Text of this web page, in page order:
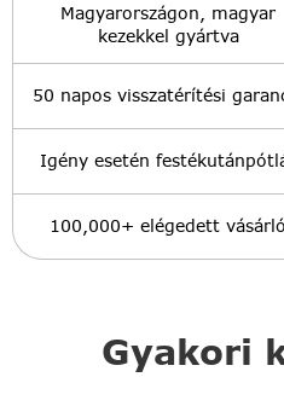
Gyakori
Magyarországon, magyar
kezekkel gyártva
50 napos visszatérítési
Igény esetén
100,000+ elégedett vásárló